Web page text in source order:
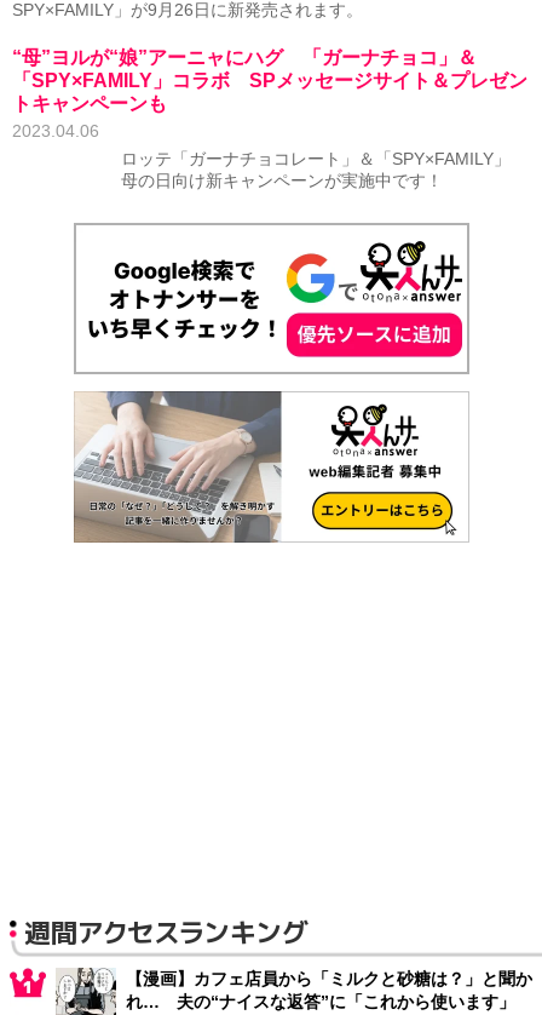
SPY×FAMILY」が9月26日に新発売されます。
“母”ヨルが“娘”アーニャにハグ 「ガーナチョコ」＆
「SPY×FAMILY」コラボ SPメッセージサイト＆プレゼン
トキャンペーンも
2023.04.06
ロッテ「ガーナチョコレート」＆「SPY×FAMILY」
母の日向け新キャンペーンが実施中です！
週間アクセスランキング
【漫画】カフェ店員から「ミルクと砂糖は？」と聞か
れ… 夫の“ナイスな返答”に「これから使います」